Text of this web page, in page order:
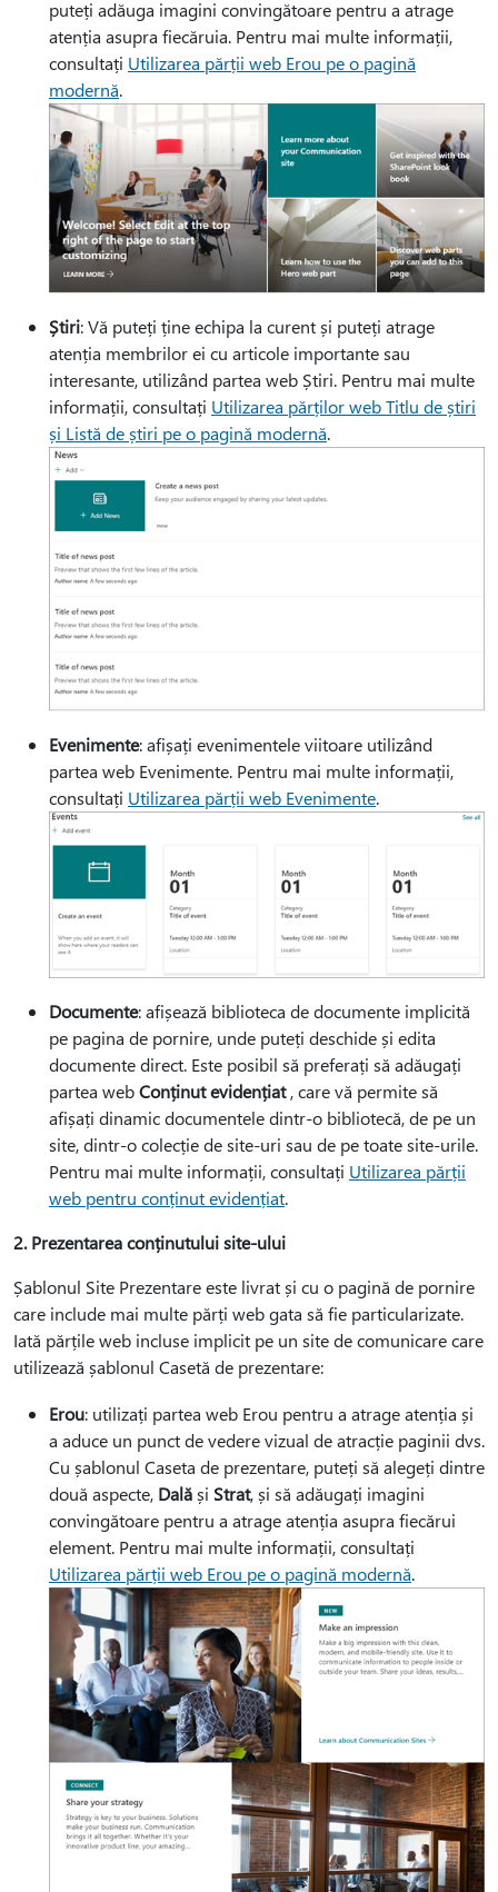
puteți adăuga imagini convingătoare pentru a atrage
atenția asupra fiecăruia. Pentru mai multe informații,
consultați Utilizarea părții web Erou pe o pagină
modernă.
Știri: Vă puteți ține echipa la curent și puteți atrage
atenția membrilor ei cu articole importante sau
interesante, utilizând partea web Știri. Pentru mai multe
informații, consultați Utilizarea părților web Titlu de știri
și Listă de știri pe o pagină modernă.
Evenimente: afișați evenimentele viitoare utilizând
partea web Evenimente. Pentru mai multe informații,
consultați Utilizarea părții web Evenimente.
Documente: afișează biblioteca de documente implicită
pe pagina de pornire, unde puteți deschide și edita
documente direct. Este posibil să preferați să adăugați
partea webConținut evidențiat, care vă permite să
afișați dinamic documentele dintr-o bibliotecă, de pe un
site, dintr-o colecție de site-uri sau de pe toate site-urile.
Pentru mai multe informații, consultați Utilizarea părții
web pentru conținut evidențiat.
2. Prezentarea conținutului site-ului
Șablonul Site Prezentare este livrat și cu o pagină de pornire
care include mai multe părți web gata să fie particularizate.
Iată părțile web incluse implicit pe un site de comunicare care
utilizează șablonul Casetă de prezentare:
Erou: utilizați partea web Erou pentru a atrage atenția și
a aduce un punct de vedere vizual de atracție paginii dvs.
Cu șablonul Caseta de prezentare, puteți să alegeți dintre
două aspecte, Dalăși Strat, și să adăugați imagini
convingătoare pentru a atrage atenția asupra fiecărui
element. Pentru mai multe informații, consultați
Utilizarea părții web Erou pe o pagină modernă.